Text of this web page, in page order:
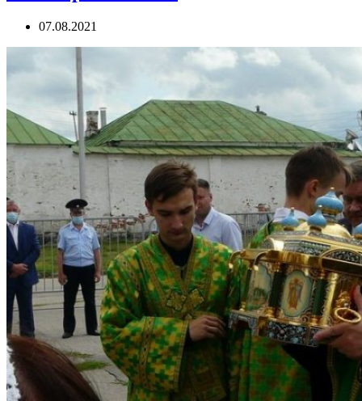
07.08.2021